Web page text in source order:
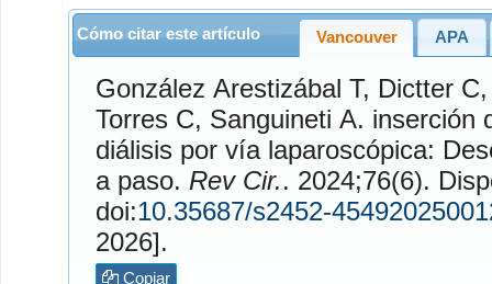
Cómo citar este artículo Vancouver APA
González Arestizábal T, Dictter
TorresC, Sanguineti A. inserción de catéter peritoneal
diálisis por vía laparoscópica:
a paso. Rev Cir.. 2024;76(6). Disponible en:
doi:10.35687/s2452-
2026].
Copiar